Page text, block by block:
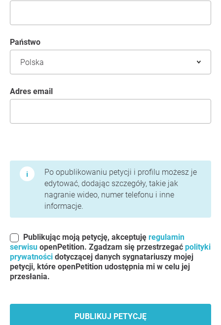
Państwo
Adres email
Po opublikowaniu petycji i profilu możesz je
edytować, dodając szczegóły, takie jak
nagranie wideo, numer telefonu i inne
informacje.
Publikując moją petycję, akceptuję regulamin
serwisu openPetition. Zgadzam się przestrzegać polityki
prywatności dotyczącej danych sygnatariuszy mojej
petycji, które openPetition udostępnia mi w celu jej
przesłania.
PUBLIKUJ PETYCJĘ